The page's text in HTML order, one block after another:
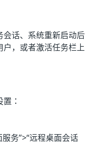
话、系统重新启动后
户，或者激活任务栏上
：
服务”>“远程桌面会话